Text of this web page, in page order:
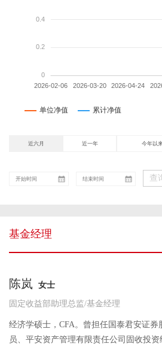
近六月 近一年 今年以
查
基金经理
陈岚 女士
固定收益部助理总监/基金经理
经济学硕士，CFA。曾担任国泰君安证
员、平安资产管理有限责任公司固收投